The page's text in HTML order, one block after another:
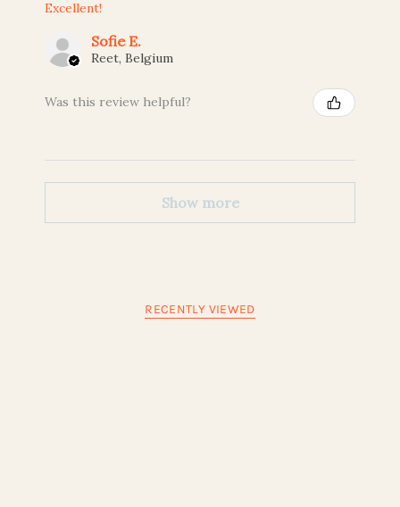
Excellent!
Sofie E.
Reet, Belgium
Was this review helpful?
Show more
RECENTLY VIEWED